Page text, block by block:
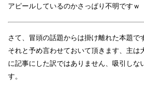
アピールしているのかさっぱり不明ですｗ
さて、冒頭の話題からは掛け離れた本題で
それと予め言わせておいて頂きます、主は
に記事にした訳ではありません、吸引しな
す。